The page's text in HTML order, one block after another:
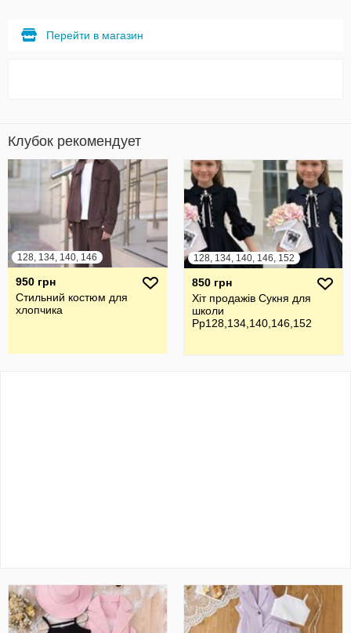
Перейти в магазин
Клубок рекомендует
128, 134, 140, 146
950 грн
Стильний костюм для
хлопчика
128, 134, 140, 146, 152
850 грн
Хіт продажів Сукня для
школи
Рр128,134,140,146,152